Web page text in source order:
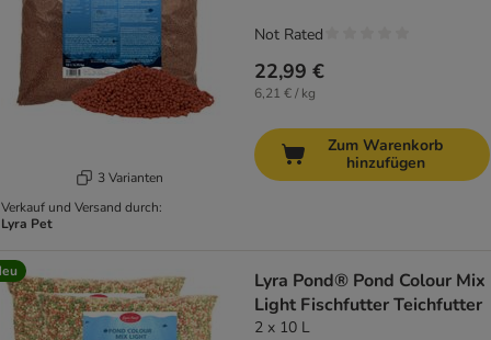
3 Varianten
Verkauf und Versand durch:
Lyra Pet
22,99 €
6,21 € / kg
Not Rated
Zum Warenkorb
hinzufügen
Lyra Pond® Pond Colour Mix
Light Fischfutter Teichfutter
2 x 10 L